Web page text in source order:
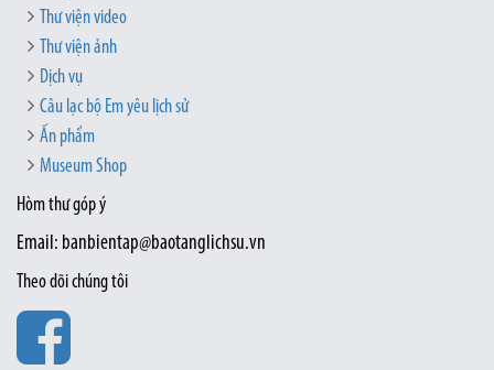
Thư viện video
Thư viện ảnh
Dịch vụ
Câu lạc bộ Em yêu lịch sử
Ấn phẩm
Museum Shop
Hòm thư góp ý
Email: banbientap@baotanglichsu.vn
Theo dõi chúng tôi